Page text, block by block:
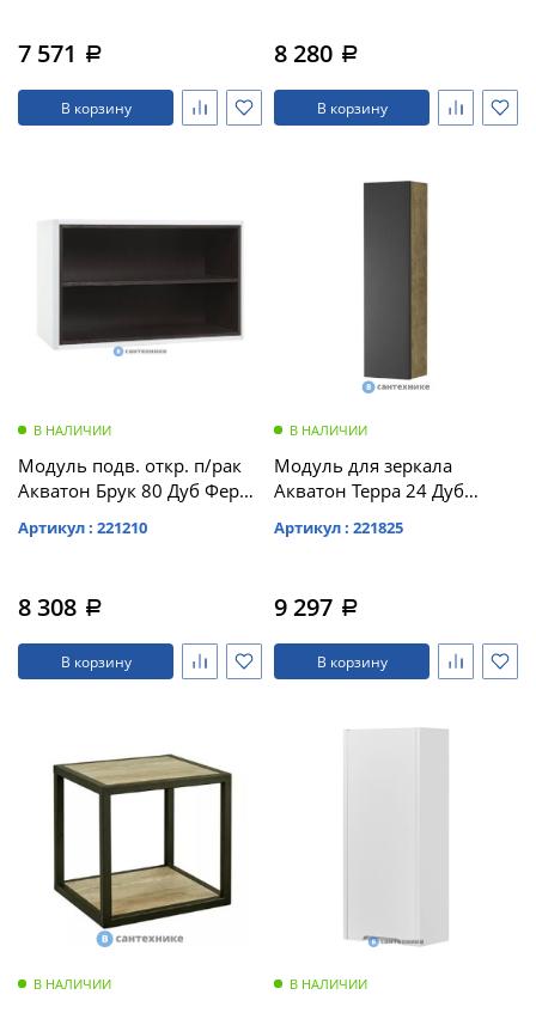
7 571 a
В корзину
8 280 a
В корзину
В НАЛИЧИИ
Модуль подв. откр. п/рак
Акватон Брук 80 Дуб Ферр
Артикул : 221210
8 308 a
В корзину
В НАЛИЧИИ
Модуль для зеркала
Акватон Терра 24 Дуб
(1A247403TEKA0)
Артикул : 221825
9 297 a
В корзину
В НАЛИЧИИ В НАЛИЧИИ